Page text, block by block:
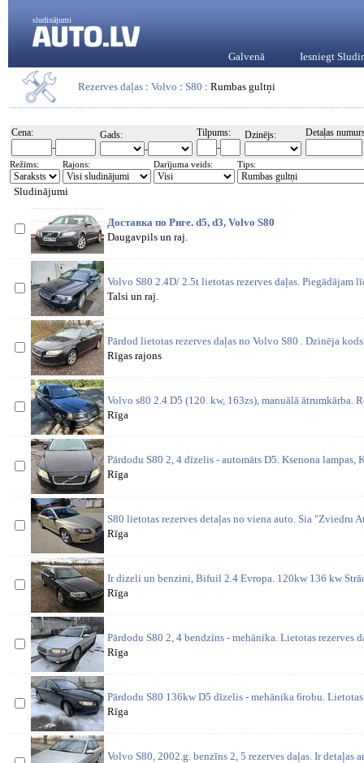
sludinājumi
Galvenā Iesniegt
Rezerves daļas : Volvo : S80 : Rumbas gultņi
Cena:
-
Gads:
-
Tilpums:
-
Dzinējs: Detaļas
Režīms: Rajons: Darījuma veids: Tips:
Sludinājumi
Доставка по Риге. d5, d3, Volvo S80
Daugavpils un raj.
Volvo S80 2.4D/ 2.5t lietotas rezerves daļas. Piegādājam
Talsi un raj.
Pārdod lietotas rezerves daļas no Volvo S80 . Dzinēja
Rīgas rajons
Volvo s80 2.4 D5 (120. kw, 163zs), manuālā ātrumkārba.
Rīga
Pārdodu S80 2, 4 dīzelis - automāts D5. Ksenona lampas,
Rīga
S80 lietotas rezerves detaļas no viena auto. Sia "Zviedru
Rīga
Ir dizeli un benzini, Bifuil 2.4 Evropa. 120kw 136 kw
Rīga
Pārdodu S80 2, 4 bendzīns - mehānika. Lietotas rezerves
Rīga
Pārdodu S80 136kw D5 dīzelis - mehānika 6robu. Lietotas
Rīga
Volvo S80, 2002.g. benzīns 2, 5 rezerves daļas. Ir detaļas